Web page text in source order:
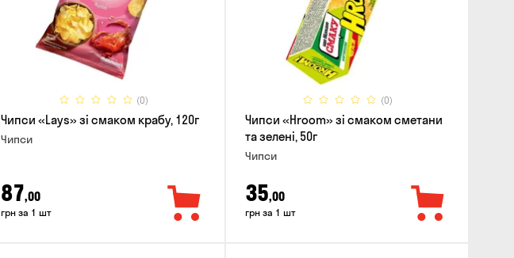
(0)
Чипси «Lays» зі смаком крабу, 120г
Чипси
87,00
грн за 1 шт
(0)
Чипси «Hroom» зі смаком сметани
та зелені, 50г
Чипси
35,00
грн за 1 шт